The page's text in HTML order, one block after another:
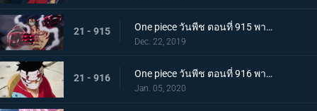
21 - 915 One piece วันพีช ตอนที่ 915 พากย์ไทย การทำลายล้าง! ท่าไม้ตายเผด็จศึกอัสนีแปดทิศ!
Dec. 22, 2019
21 - 916 One piece วันพีช ตอนที่ 916 พากย์ไทย ลูฟี่ผู้ถูกเย้ยหยัน นรกบนดินที่เหมืองนักโทษ
Jan. 05, 2020